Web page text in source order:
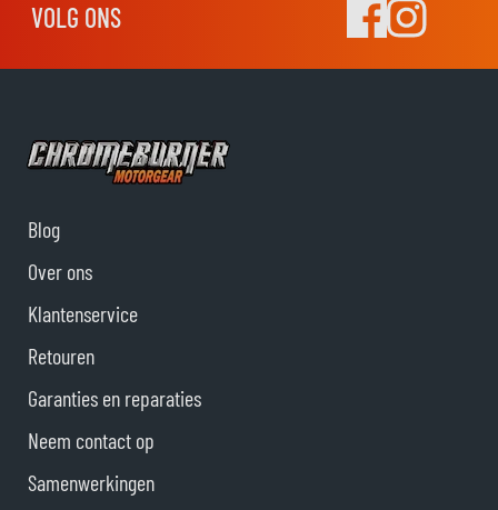
VOLG ONS
Blog
Over ons
Klantenservice
Retouren
Garanties en reparaties
Neem contact op
Samenwerkingen